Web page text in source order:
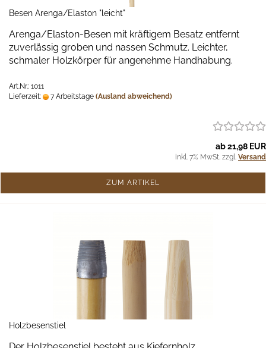
Besen Arenga/Elaston "leicht"
Arenga/Elaston-Besen mit kräftigem Besatz entfernt
zuverlässig groben und nassen Schmutz. Leichter,
schmaler Holzkörper für angenehme Handhabung.
Art.Nr.: 1011
Lieferzeit:
7 Arbeitstage (Ausland abweichend)
ab 21,98 EUR
inkl. 7% MwSt. zzgl. Versand
ZUM ARTIKEL
Holzbesenstiel